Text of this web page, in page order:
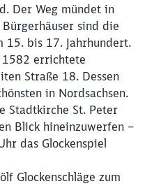
Der Weg mündet in
sind die
15. bis 17. Jahrhundert.
1582 errichtete
Straße 18. Dessen
in Nordsachsen.
Stadtkirche St. Peter
Blick hineinzuwerfen –
das Glockenspiel
Glockenschläge zum